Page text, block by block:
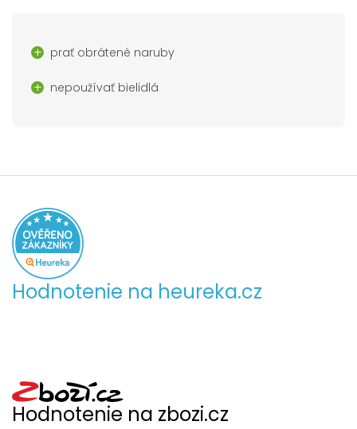
prať obrátené naruby
nepoužívať bielidlá
Hodnotenie na heureka.cz
Hodnotenie na zbozi.cz